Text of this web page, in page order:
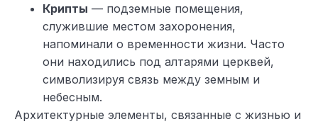
Крипты — подземные помещения,
служившие местом захоронения,
напоминали о временности жизни. Часто
они находились под алтарями церквей,
символизируя связь между земным и
небесным.
Архитектурные элементы, связанные с жизнью и